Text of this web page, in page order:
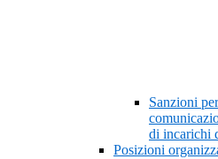
Sanzioni
di incarichi
Posizioni